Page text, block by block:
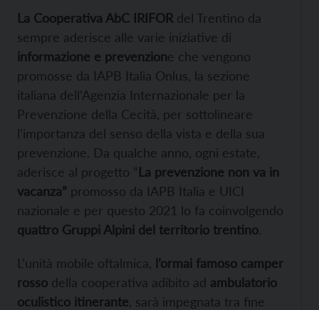
La Cooperativa AbC IRIFOR del Trentino da
sempre aderisce alle varie iniziative di
informazione e prevenzione che vengono
promosse da IAPB Italia Onlus, la sezione
italiana dell’Agenzia Internazionale per la
Prevenzione della Cecità, per sottolineare
l’importanza del senso della vista e della sua
prevenzione. Da qualche anno, ogni estate,
aderisce al progetto “La prevenzione non va in
vacanza” promosso da IAPB Italia e UICI
nazionale e per questo 2021 lo fa coinvolgendo
quattro Gruppi Alpini del territorio trentino.
L’unità mobile oftalmica, l’ormai famoso camper
rosso della cooperativa adibito ad ambulatorio
oculistico itinerante , sarà impegnata tra fine